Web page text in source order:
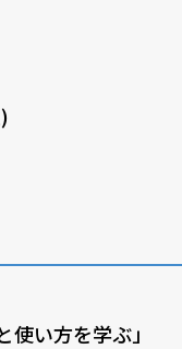
使い方を学ぶ」